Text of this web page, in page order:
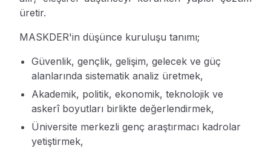
üretir.
MASKDER'in düşünce kuruluşu tanımı;
Güvenlik, gençlik, gelişim, gelecek ve güç
alanlarında sistematik analiz üretmek,
Akademik, politik, ekonomik, teknolojik ve
askerî boyutları birlikte değerlendirmek,
Üniversite merkezli genç araştırmacı kadrolar
yetiştirmek,